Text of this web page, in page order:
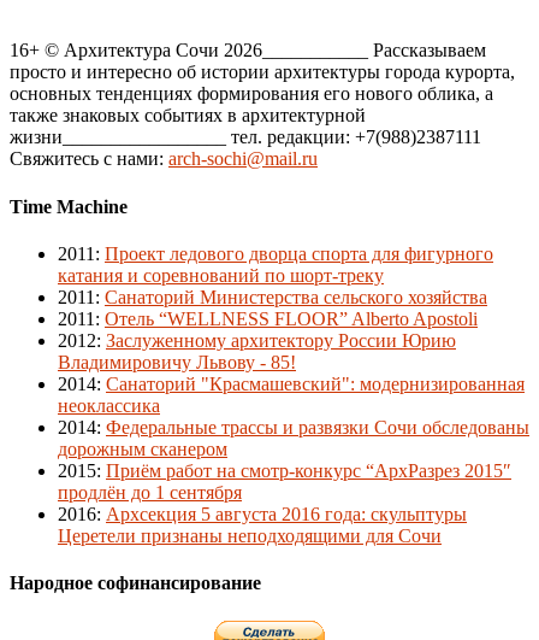
16+ © Архитектура Сочи 2026___________ Рассказываем
просто и интересно об истории архитектуры города курорта,
основных тенденциях формирования его нового облика, а
также знаковых событиях в архитектурной
жизни_________________ тел. редакции: +7(988)2387111
Свяжитесь с нами: arch-sochi@mail.ru
Time Machine
2011 : Проект ледового дворца спорта для фигурного
катания и соревнований по шорт-треку
2011 : Санаторий Министерства сельского хозяйства
2011 : Отель “WELLNESS FLOOR” Alberto Apostoli
2012: Заслуженному архитектору России Юрию
Владимировичу Львову - 85!
2014: Санаторий "Красмашевский": модернизированная
неоклассика
2014: Федеральные трассы и развязки Сочи обследованы
дорожным сканером
2015: Приём работ на смотр-конкурс “АрхРазрез 2015″
продлён до 1 сентября
2016: Архсекция 5 августа 2016 года: скульптуры
Церетели признаны неподходящими для Сочи
Народное софинансирование